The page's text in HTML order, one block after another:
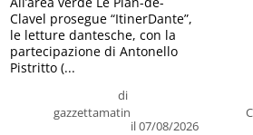
di
gazzettamatin
il 07/08/2026
Clavel prosegue “ItinerDante”,
le letture dantesche, con la
partecipazione di Antonello
Pistritto (...